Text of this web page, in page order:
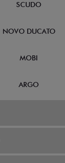
SCUDO
NOVO DUCATO
MOBI
ARGO